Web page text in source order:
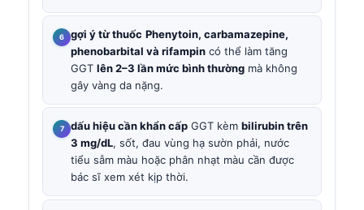
gợi ý từ thuốc Phenytoin, carbamazepine,
phenobarbital và rifampin có thể làm tăng
GGT lên 2–3 lần mức bình thường mà không
gây vàng da nặng.
dấu hiệu cần khẩn cấp GGT kèm bilirubin trên
3 mg/dL, sốt, đau vùng hạ sườn phải, nước
tiểu sẫm màu hoặc phân nhạt màu cần được
bác sĩ xem xét kịp thời.